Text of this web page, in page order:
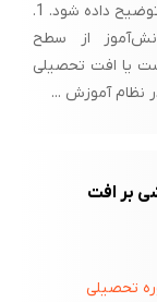
در سالهای اخیر
راهنمایی و
.
در مقطع متوسطه
، انحراف ،
تحصیلی ضروری است این پدیده و چیستی آن توضیح داده شود. 1.
از سطح
نامطلوب است 2. شکست یا افت تحصیلی
نظام آموزش ...
بر افت
تحصیلی